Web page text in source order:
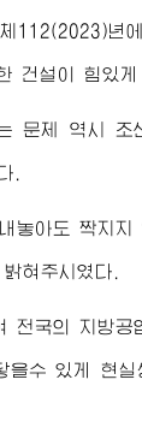
112(2023)년
건설이 힘있게
문제 역시
.
놓아도 짝지
혀주시였다.
전국의 지방
수 있게 현